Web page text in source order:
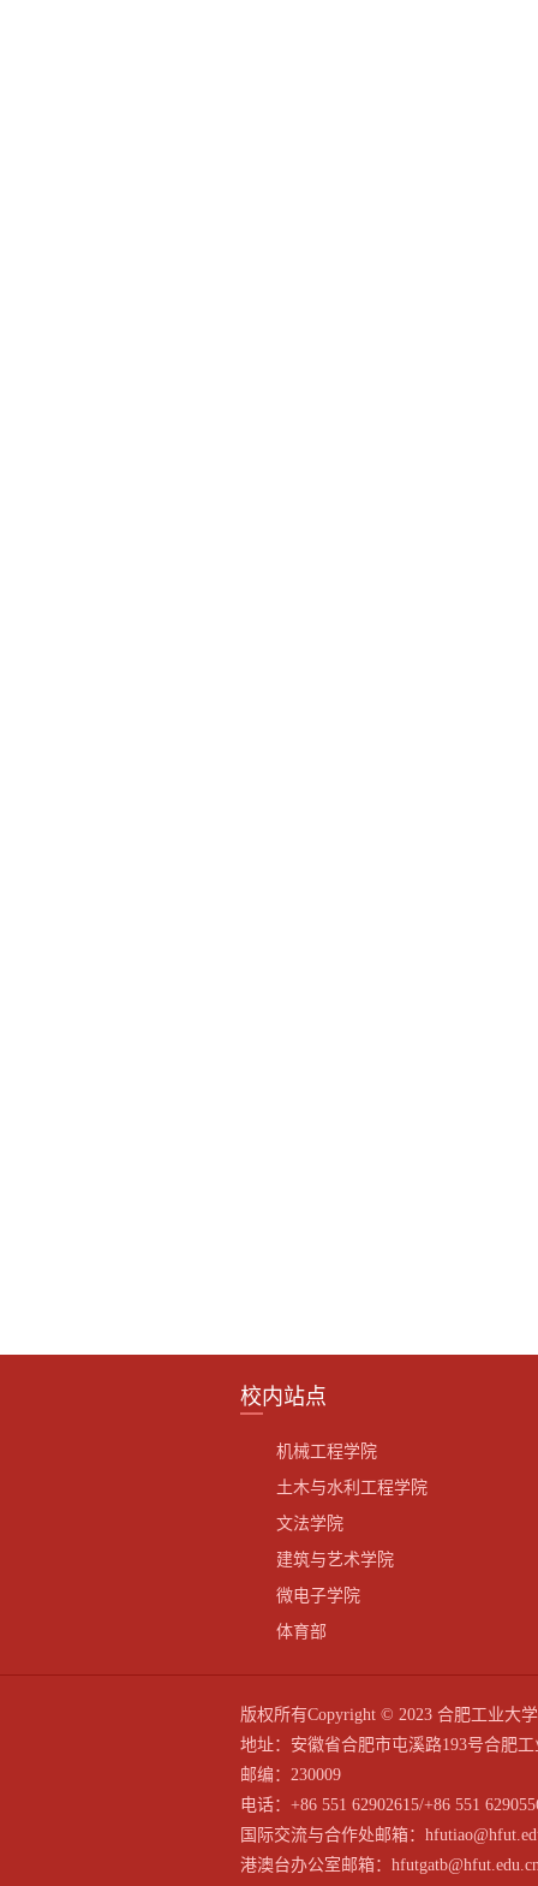
校内站点
机械工程学院
土木与水利工程学院
文法学院
建筑与艺术学院
微电子学院
体育部
版权所有Copyright © 2023 合肥工业大
地址：安徽省合肥市屯溪路193号合肥
邮编：230009
电话：+86 551 62902615/+86 551
国际交流与合作处邮箱：
港澳台办公室邮箱：